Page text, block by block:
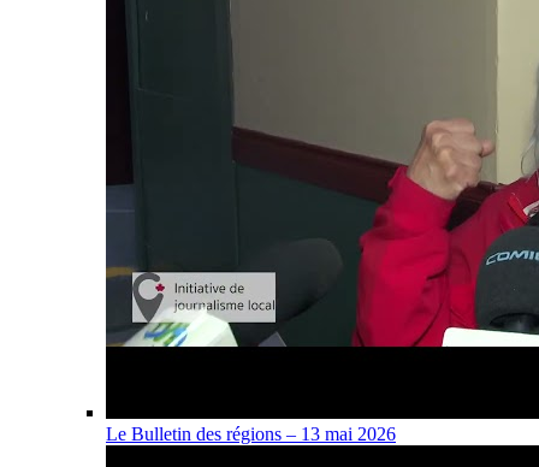
Le Bulletin des régions – 13 mai 2026